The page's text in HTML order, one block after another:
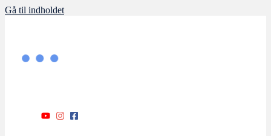
Gå til indholdet